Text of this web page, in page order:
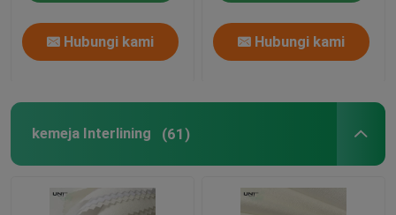
Hubungi kami Hubungi kami
kemeja Interlining (61)